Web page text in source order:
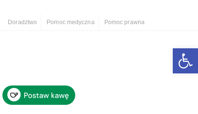
Doradztwo Pomoc medyczna Pomoc prawna